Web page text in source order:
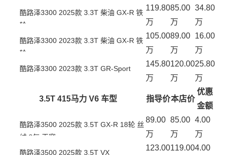
酷路泽3300 2025款 3.3T 柴油 GX-R 铁
轮
119.80
万
85.00
万
34.80
万
酷路泽3300 2023款 3.3T 柴油 GX-R 铁
轮
105.00
万
89.00
万
16.00
万
酷路泽3300 2023款 3.3T GR-Sport
145.80
万
120.00
万
25.80
万
3.5T 415马力 V6 车型 指导价本店价
优惠
金额
酷路泽3500 2025款 3.5T GX-R 18轮 丝
绒 8气 天窗
89.00
万
85.00
万
4.00
万
酷路泽3500 2025款 3.5T VX
123.00119.004.00